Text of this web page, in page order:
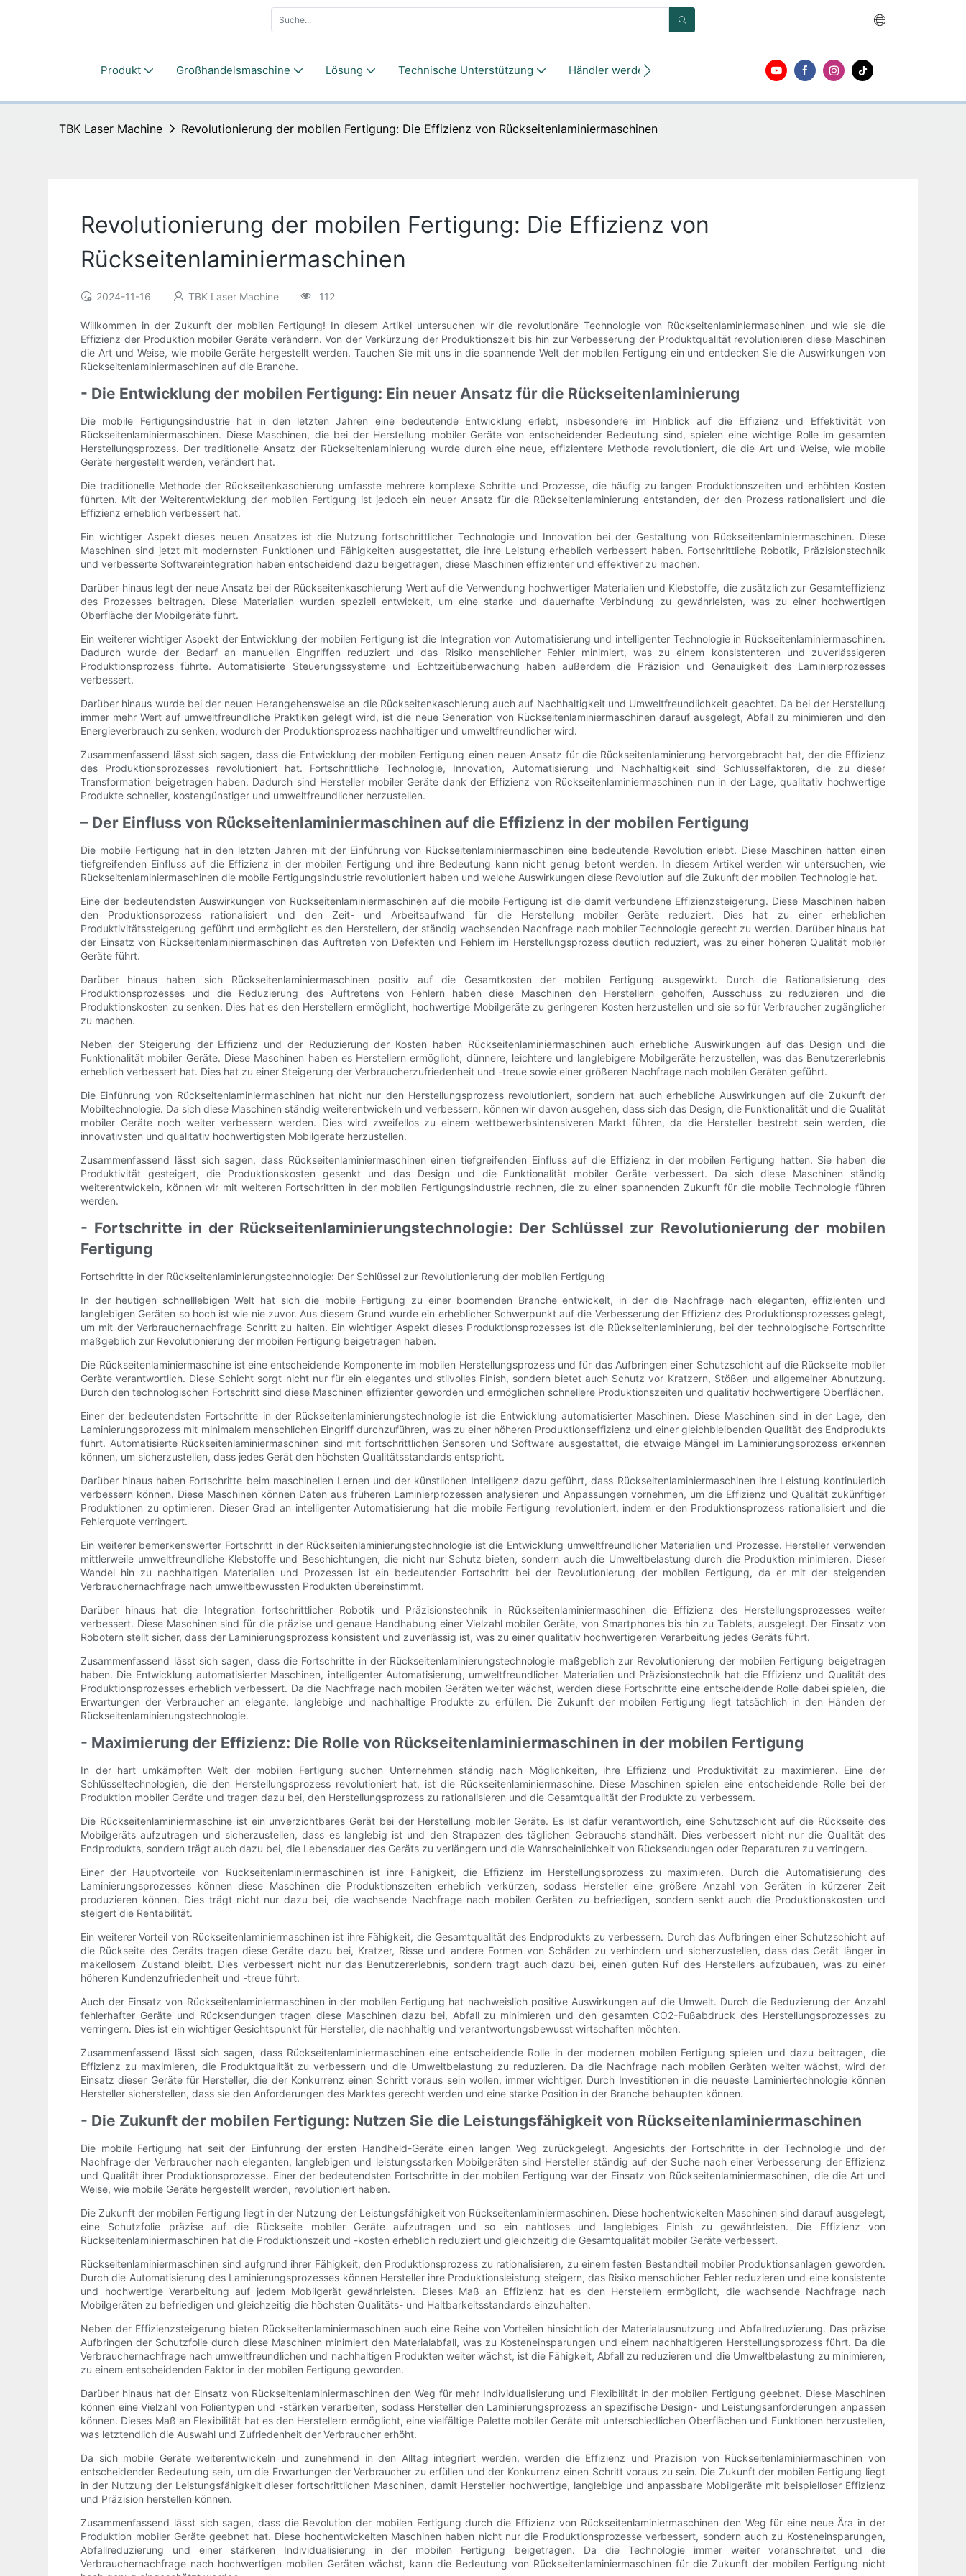
Produkt Großhandelsmaschine Lösung Technische Unterstützung Händler werden
TBK Laser Machine Revolutionierung der mobilen Fertigung: Die Effizienz von Rückseitenlaminiermaschinen
Revolutionierung der mobilen Fertigung: Die Effizienz von
Rückseitenlaminiermaschinen
2024-11-16 TBK Laser Machine 112
Willkommen in der Zukunft der mobilen Fertigung! In diesem Artikel untersuchen wir die revolutionäre Technologie von Rückseitenlaminiermaschinen und wie sie die
Effizienz der Produktion mobiler Geräte verändern. Von der Verkürzung der Produktionszeit bis hin zur Verbesserung der Produktqualität revolutionieren diese Maschinen
die Art und Weise, wie mobile Geräte hergestellt werden. Tauchen Sie mit uns in die spannende Welt der mobilen Fertigung ein und entdecken Sie die Auswirkungen von
Rückseitenlaminiermaschinen auf die Branche.
- Die Entwicklung der mobilen Fertigung: Ein neuer Ansatz für die Rückseitenlaminierung
Die mobile Fertigungsindustrie hat in den letzten Jahren eine bedeutende Entwicklung erlebt, insbesondere im Hinblick auf die Effizienz und Effektivität von
Rückseitenlaminiermaschinen. Diese Maschinen, die bei der Herstellung mobiler Geräte von entscheidender Bedeutung sind, spielen eine wichtige Rolle im gesamten
Herstellungsprozess. Der traditionelle Ansatz der Rückseitenlaminierung wurde durch eine neue, effizientere Methode revolutioniert, die die Art und Weise, wie mobile
Geräte hergestellt werden, verändert hat.
Die traditionelle Methode der Rückseitenkaschierung umfasste mehrere komplexe Schritte und Prozesse, die häufig zu langen Produktionszeiten und erhöhten Kosten
führten. Mit der Weiterentwicklung der mobilen Fertigung ist jedoch ein neuer Ansatz für die Rückseitenlaminierung entstanden, der den Prozess rationalisiert und die
Effizienz erheblich verbessert hat.
Ein wichtiger Aspekt dieses neuen Ansatzes ist die Nutzung fortschrittlicher Technologie und Innovation bei der Gestaltung von Rückseitenlaminiermaschinen. Diese
Maschinen sind jetzt mit modernsten Funktionen und Fähigkeiten ausgestattet, die ihre Leistung erheblich verbessert haben. Fortschrittliche Robotik, Präzisionstechnik
und verbesserte Softwareintegration haben entscheidend dazu beigetragen, diese Maschinen effizienter und effektiver zu machen.
Darüber hinaus legt der neue Ansatz bei der Rückseitenkaschierung Wert auf die Verwendung hochwertiger Materialien und Klebstoffe, die zusätzlich zur Gesamteffizienz
des Prozesses beitragen. Diese Materialien wurden speziell entwickelt, um eine starke und dauerhafte Verbindung zu gewährleisten, was zu einer hochwertigen
Oberfläche der Mobilgeräte führt.
Ein weiterer wichtiger Aspekt der Entwicklung der mobilen Fertigung ist die Integration von Automatisierung und intelligenter Technologie in Rückseitenlaminiermaschinen.
Dadurch wurde der Bedarf an manuellen Eingriffen reduziert und das Risiko menschlicher Fehler minimiert, was zu einem konsistenteren und zuverlässigeren
Produktionsprozess führte. Automatisierte Steuerungssysteme und Echtzeitüberwachung haben außerdem die Präzision und Genauigkeit des Laminierprozesses
verbessert.
Darüber hinaus wurde bei der neuen Herangehensweise an die Rückseitenkaschierung auch auf Nachhaltigkeit und Umweltfreundlichkeit geachtet. Da bei der Herstellung
immer mehr Wert auf umweltfreundliche Praktiken gelegt wird, ist die neue Generation von Rückseitenlaminiermaschinen darauf ausgelegt, Abfall zu minimieren und den
Energieverbrauch zu senken, wodurch der Produktionsprozess nachhaltiger und umweltfreundlicher wird.
Zusammenfassend lässt sich sagen, dass die Entwicklung der mobilen Fertigung einen neuen Ansatz für die Rückseitenlaminierung hervorgebracht hat, der die Effizienz
des Produktionsprozesses revolutioniert hat. Fortschrittliche Technologie, Innovation, Automatisierung und Nachhaltigkeit sind Schlüsselfaktoren, die zu dieser
Transformation beigetragen haben. Dadurch sind Hersteller mobiler Geräte dank der Effizienz von Rückseitenlaminiermaschinen nun in der Lage, qualitativ hochwertige
Produkte schneller, kostengünstiger und umweltfreundlicher herzustellen.
– Der Einfluss von Rückseitenlaminiermaschinen auf die Effizienz in der mobilen Fertigung
Die mobile Fertigung hat in den letzten Jahren mit der Einführung von Rückseitenlaminiermaschinen eine bedeutende Revolution erlebt. Diese Maschinen hatten einen
tiefgreifenden Einfluss auf die Effizienz in der mobilen Fertigung und ihre Bedeutung kann nicht genug betont werden. In diesem Artikel werden wir untersuchen, wie
Rückseitenlaminiermaschinen die mobile Fertigungsindustrie revolutioniert haben und welche Auswirkungen diese Revolution auf die Zukunft der mobilen Technologie hat.
Eine der bedeutendsten Auswirkungen von Rückseitenlaminiermaschinen auf die mobile Fertigung ist die damit verbundene Effizienzsteigerung. Diese Maschinen haben
den Produktionsprozess rationalisiert und den Zeit- und Arbeitsaufwand für die Herstellung mobiler Geräte reduziert. Dies hat zu einer erheblichen
Produktivitätssteigerung geführt und ermöglicht es den Herstellern, der ständig wachsenden Nachfrage nach mobiler Technologie gerecht zu werden. Darüber hinaus hat
der Einsatz von Rückseitenlaminiermaschinen das Auftreten von Defekten und Fehlern im Herstellungsprozess deutlich reduziert, was zu einer höheren Qualität mobiler
Geräte führt.
Darüber hinaus haben sich Rückseitenlaminiermaschinen positiv auf die Gesamtkosten der mobilen Fertigung ausgewirkt. Durch die Rationalisierung des
Produktionsprozesses und die Reduzierung des Auftretens von Fehlern haben diese Maschinen den Herstellern geholfen, Ausschuss zu reduzieren und die
Produktionskosten zu senken. Dies hat es den Herstellern ermöglicht, hochwertige Mobilgeräte zu geringeren Kosten herzustellen und sie so für Verbraucher zugänglicher
zu machen.
Neben der Steigerung der Effizienz und der Reduzierung der Kosten haben Rückseitenlaminiermaschinen auch erhebliche Auswirkungen auf das Design und die
Funktionalität mobiler Geräte. Diese Maschinen haben es Herstellern ermöglicht, dünnere, leichtere und langlebigere Mobilgeräte herzustellen, was das Benutzererlebnis
erheblich verbessert hat. Dies hat zu einer Steigerung der Verbraucherzufriedenheit und -treue sowie einer größeren Nachfrage nach mobilen Geräten geführt.
Die Einführung von Rückseitenlaminiermaschinen hat nicht nur den Herstellungsprozess revolutioniert, sondern hat auch erhebliche Auswirkungen auf die Zukunft der
Mobiltechnologie. Da sich diese Maschinen ständig weiterentwickeln und verbessern, können wir davon ausgehen, dass sich das Design, die Funktionalität und die Qualität
mobiler Geräte noch weiter verbessern werden. Dies wird zweifellos zu einem wettbewerbsintensiveren Markt führen, da die Hersteller bestrebt sein werden, die
innovativsten und qualitativ hochwertigsten Mobilgeräte herzustellen.
Zusammenfassend lässt sich sagen, dass Rückseitenlaminiermaschinen einen tiefgreifenden Einfluss auf die Effizienz in der mobilen Fertigung hatten. Sie haben die
Produktivität gesteigert, die Produktionskosten gesenkt und das Design und die Funktionalität mobiler Geräte verbessert. Da sich diese Maschinen ständig
weiterentwickeln, können wir mit weiteren Fortschritten in der mobilen Fertigungsindustrie rechnen, die zu einer spannenden Zukunft für die mobile Technologie führen
werden.
- Fortschritte in der Rückseitenlaminierungstechnologie: Der Schlüssel zur Revolutionierung der mobilen
Fertigung
Fortschritte in der Rückseitenlaminierungstechnologie: Der Schlüssel zur Revolutionierung der mobilen Fertigung
In der heutigen schnelllebigen Welt hat sich die mobile Fertigung zu einer boomenden Branche entwickelt, in der die Nachfrage nach eleganten, effizienten und
langlebigen Geräten so hoch ist wie nie zuvor. Aus diesem Grund wurde ein erheblicher Schwerpunkt auf die Verbesserung der Effizienz des Produktionsprozesses gelegt,
um mit der Verbrauchernachfrage Schritt zu halten. Ein wichtiger Aspekt dieses Produktionsprozesses ist die Rückseitenlaminierung, bei der technologische Fortschritte
maßgeblich zur Revolutionierung der mobilen Fertigung beigetragen haben.
Die Rückseitenlaminiermaschine ist eine entscheidende Komponente im mobilen Herstellungsprozess und für das Aufbringen einer Schutzschicht auf die Rückseite mobiler
Geräte verantwortlich. Diese Schicht sorgt nicht nur für ein elegantes und stilvolles Finish, sondern bietet auch Schutz vor Kratzern, Stößen und allgemeiner Abnutzung.
Durch den technologischen Fortschritt sind diese Maschinen effizienter geworden und ermöglichen schnellere Produktionszeiten und qualitativ hochwertigere Oberflächen.
Einer der bedeutendsten Fortschritte in der Rückseitenlaminierungstechnologie ist die Entwicklung automatisierter Maschinen. Diese Maschinen sind in der Lage, den
Laminierungsprozess mit minimalem menschlichen Eingriff durchzuführen, was zu einer höheren Produktionseffizienz und einer gleichbleibenden Qualität des Endprodukts
führt. Automatisierte Rückseitenlaminiermaschinen sind mit fortschrittlichen Sensoren und Software ausgestattet, die etwaige Mängel im Laminierungsprozess erkennen
können, um sicherzustellen, dass jedes Gerät den höchsten Qualitätsstandards entspricht.
Darüber hinaus haben Fortschritte beim maschinellen Lernen und der künstlichen Intelligenz dazu geführt, dass Rückseitenlaminiermaschinen ihre Leistung kontinuierlich
verbessern können. Diese Maschinen können Daten aus früheren Laminierprozessen analysieren und Anpassungen vornehmen, um die Effizienz und Qualität zukünftiger
Produktionen zu optimieren. Dieser Grad an intelligenter Automatisierung hat die mobile Fertigung revolutioniert, indem er den Produktionsprozess rationalisiert und die
Fehlerquote verringert.
Ein weiterer bemerkenswerter Fortschritt in der Rückseitenlaminierungstechnologie ist die Entwicklung umweltfreundlicher Materialien und Prozesse. Hersteller verwenden
mittlerweile umweltfreundliche Klebstoffe und Beschichtungen, die nicht nur Schutz bieten, sondern auch die Umweltbelastung durch die Produktion minimieren. Dieser
Wandel hin zu nachhaltigen Materialien und Prozessen ist ein bedeutender Fortschritt bei der Revolutionierung der mobilen Fertigung, da er mit der steigenden
Verbrauchernachfrage nach umweltbewussten Produkten übereinstimmt.
Darüber hinaus hat die Integration fortschrittlicher Robotik und Präzisionstechnik in Rückseitenlaminiermaschinen die Effizienz des Herstellungsprozesses weiter
verbessert. Diese Maschinen sind für die präzise und genaue Handhabung einer Vielzahl mobiler Geräte, von Smartphones bis hin zu Tablets, ausgelegt. Der Einsatz von
Robotern stellt sicher, dass der Laminierungsprozess konsistent und zuverlässig ist, was zu einer qualitativ hochwertigeren Verarbeitung jedes Geräts führt.
Zusammenfassend lässt sich sagen, dass die Fortschritte in der Rückseitenlaminierungstechnologie maßgeblich zur Revolutionierung der mobilen Fertigung beigetragen
haben. Die Entwicklung automatisierter Maschinen, intelligenter Automatisierung, umweltfreundlicher Materialien und Präzisionstechnik hat die Effizienz und Qualität des
Produktionsprozesses erheblich verbessert. Da die Nachfrage nach mobilen Geräten weiter wächst, werden diese Fortschritte eine entscheidende Rolle dabei spielen, die
Erwartungen der Verbraucher an elegante, langlebige und nachhaltige Produkte zu erfüllen. Die Zukunft der mobilen Fertigung liegt tatsächlich in den Händen der
Rückseitenlaminierungstechnologie.
- Maximierung der Effizienz: Die Rolle von Rückseitenlaminiermaschinen in der mobilen Fertigung
In der hart umkämpften Welt der mobilen Fertigung suchen Unternehmen ständig nach Möglichkeiten, ihre Effizienz und Produktivität zu maximieren. Eine der
Schlüsseltechnologien, die den Herstellungsprozess revolutioniert hat, ist die Rückseitenlaminiermaschine. Diese Maschinen spielen eine entscheidende Rolle bei der
Produktion mobiler Geräte und tragen dazu bei, den Herstellungsprozess zu rationalisieren und die Gesamtqualität der Produkte zu verbessern.
Die Rückseitenlaminiermaschine ist ein unverzichtbares Gerät bei der Herstellung mobiler Geräte. Es ist dafür verantwortlich, eine Schutzschicht auf die Rückseite des
Mobilgeräts aufzutragen und sicherzustellen, dass es langlebig ist und den Strapazen des täglichen Gebrauchs standhält. Dies verbessert nicht nur die Qualität des
Endprodukts, sondern trägt auch dazu bei, die Lebensdauer des Geräts zu verlängern und die Wahrscheinlichkeit von Rücksendungen oder Reparaturen zu verringern.
Einer der Hauptvorteile von Rückseitenlaminiermaschinen ist ihre Fähigkeit, die Effizienz im Herstellungsprozess zu maximieren. Durch die Automatisierung des
Laminierungsprozesses können diese Maschinen die Produktionszeiten erheblich verkürzen, sodass Hersteller eine größere Anzahl von Geräten in kürzerer Zeit
produzieren können. Dies trägt nicht nur dazu bei, die wachsende Nachfrage nach mobilen Geräten zu befriedigen, sondern senkt auch die Produktionskosten und
steigert die Rentabilität.
Ein weiterer Vorteil von Rückseitenlaminiermaschinen ist ihre Fähigkeit, die Gesamtqualität des Endprodukts zu verbessern. Durch das Aufbringen einer Schutzschicht auf
die Rückseite des Geräts tragen diese Geräte dazu bei, Kratzer, Risse und andere Formen von Schäden zu verhindern und sicherzustellen, dass das Gerät länger in
makellosem Zustand bleibt. Dies verbessert nicht nur das Benutzererlebnis, sondern trägt auch dazu bei, einen guten Ruf des Herstellers aufzubauen, was zu einer
höheren Kundenzufriedenheit und -treue führt.
Auch der Einsatz von Rückseitenlaminiermaschinen in der mobilen Fertigung hat nachweislich positive Auswirkungen auf die Umwelt. Durch die Reduzierung der Anzahl
fehlerhafter Geräte und Rücksendungen tragen diese Maschinen dazu bei, Abfall zu minimieren und den gesamten CO2-Fußabdruck des Herstellungsprozesses zu
verringern. Dies ist ein wichtiger Gesichtspunkt für Hersteller, die nachhaltig und verantwortungsbewusst wirtschaften möchten.
Zusammenfassend lässt sich sagen, dass Rückseitenlaminiermaschinen eine entscheidende Rolle in der modernen mobilen Fertigung spielen und dazu beitragen, die
Effizienz zu maximieren, die Produktqualität zu verbessern und die Umweltbelastung zu reduzieren. Da die Nachfrage nach mobilen Geräten weiter wächst, wird der
Einsatz dieser Geräte für Hersteller, die der Konkurrenz einen Schritt voraus sein wollen, immer wichtiger. Durch Investitionen in die neueste Laminiertechnologie können
Hersteller sicherstellen, dass sie den Anforderungen des Marktes gerecht werden und eine starke Position in der Branche behaupten können.
- Die Zukunft der mobilen Fertigung: Nutzen Sie die Leistungsfähigkeit von Rückseitenlaminiermaschinen
Die mobile Fertigung hat seit der Einführung der ersten Handheld-Geräte einen langen Weg zurückgelegt. Angesichts der Fortschritte in der Technologie und der
Nachfrage der Verbraucher nach eleganten, langlebigen und leistungsstarken Mobilgeräten sind Hersteller ständig auf der Suche nach einer Verbesserung der Effizienz
und Qualität ihrer Produktionsprozesse. Einer der bedeutendsten Fortschritte in der mobilen Fertigung war der Einsatz von Rückseitenlaminiermaschinen, die die Art und
Weise, wie mobile Geräte hergestellt werden, revolutioniert haben.
Die Zukunft der mobilen Fertigung liegt in der Nutzung der Leistungsfähigkeit von Rückseitenlaminiermaschinen. Diese hochentwickelten Maschinen sind darauf ausgelegt,
eine Schutzfolie präzise auf die Rückseite mobiler Geräte aufzutragen und so ein nahtloses und langlebiges Finish zu gewährleisten. Die Effizienz von
Rückseitenlaminiermaschinen hat die Produktionszeit und -kosten erheblich reduziert und gleichzeitig die Gesamtqualität mobiler Geräte verbessert.
Rückseitenlaminiermaschinen sind aufgrund ihrer Fähigkeit, den Produktionsprozess zu rationalisieren, zu einem festen Bestandteil mobiler Produktionsanlagen geworden.
Durch die Automatisierung des Laminierungsprozesses können Hersteller ihre Produktionsleistung steigern, das Risiko menschlicher Fehler reduzieren und eine konsistente
und hochwertige Verarbeitung auf jedem Mobilgerät gewährleisten. Dieses Maß an Effizienz hat es den Herstellern ermöglicht, die wachsende Nachfrage nach
Mobilgeräten zu befriedigen und gleichzeitig die höchsten Qualitäts- und Haltbarkeitsstandards einzuhalten.
Neben der Effizienzsteigerung bieten Rückseitenlaminiermaschinen auch eine Reihe von Vorteilen hinsichtlich der Materialausnutzung und Abfallreduzierung. Das präzise
Aufbringen der Schutzfolie durch diese Maschinen minimiert den Materialabfall, was zu Kosteneinsparungen und einem nachhaltigeren Herstellungsprozess führt. Da die
Verbrauchernachfrage nach umweltfreundlichen und nachhaltigen Produkten weiter wächst, ist die Fähigkeit, Abfall zu reduzieren und die Umweltbelastung zu minimieren,
zu einem entscheidenden Faktor in der mobilen Fertigung geworden.
Darüber hinaus hat der Einsatz von Rückseitenlaminiermaschinen den Weg für mehr Individualisierung und Flexibilität in der mobilen Fertigung geebnet. Diese Maschinen
können eine Vielzahl von Folientypen und -stärken verarbeiten, sodass Hersteller den Laminierungsprozess an spezifische Design- und Leistungsanforderungen anpassen
können. Dieses Maß an Flexibilität hat es den Herstellern ermöglicht, eine vielfältige Palette mobiler Geräte mit unterschiedlichen Oberflächen und Funktionen herzustellen,
was letztendlich die Auswahl und Zufriedenheit der Verbraucher erhöht.
Da sich mobile Geräte weiterentwickeln und zunehmend in den Alltag integriert werden, werden die Effizienz und Präzision von Rückseitenlaminiermaschinen von
entscheidender Bedeutung sein, um die Erwartungen der Verbraucher zu erfüllen und der Konkurrenz einen Schritt voraus zu sein. Die Zukunft der mobilen Fertigung liegt
in der Nutzung der Leistungsfähigkeit dieser fortschrittlichen Maschinen, damit Hersteller hochwertige, langlebige und anpassbare Mobilgeräte mit beispielloser Effizienz
und Präzision herstellen können.
Zusammenfassend lässt sich sagen, dass die Revolution der mobilen Fertigung durch die Effizienz von Rückseitenlaminiermaschinen den Weg für eine neue Ära in der
Produktion mobiler Geräte geebnet hat. Diese hochentwickelten Maschinen haben nicht nur die Produktionsprozesse verbessert, sondern auch zu Kosteneinsparungen,
Abfallreduzierung und einer stärkeren Individualisierung in der mobilen Fertigung beigetragen. Da die Technologie immer weiter voranschreitet und die
Verbrauchernachfrage nach hochwertigen mobilen Geräten wächst, kann die Bedeutung von Rückseitenlaminiermaschinen für die Zukunft der mobilen Fertigung nicht